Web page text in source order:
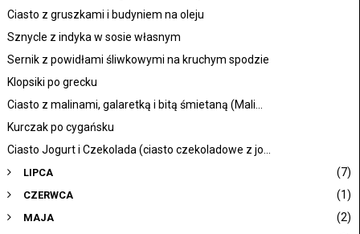
Ciasto z gruszkami i budyniem na oleju
Sznycle z indyka w sosie własnym
Sernik z powidłami śliwkowymi na kruchym spodzie
Klopsiki po grecku
Ciasto z malinami, galaretką i bitą śmietaną (Mali...
Kurczak po cygańsku
Ciasto Jogurt i Czekolada (ciasto czekoladowe z jo...
LIPCA (7)
CZERWCA (1)
MAJA (2)